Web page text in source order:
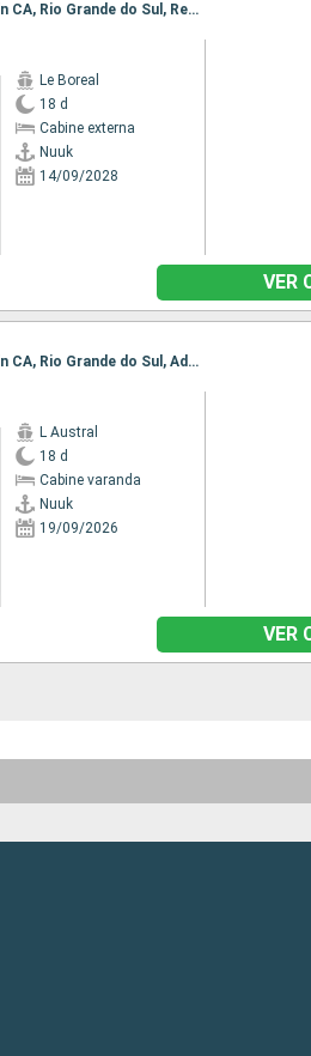
Itinerário : Nuuk, Qeqertarsuaq, Iqaluit, Grinell glacier, Akpatok, Nachvak fjord, Nain CA, Rio Grande do Sul, Red Bay, Adamstown, Twillengate, Baie de Trinity, St Johns, Saint Pierre & Miquelon, Halifax
Le Boreal
18 d
Cabine externa
Nuuk
14/09/2028
VER
Itinerário : Nuuk, Qeqertarsuaq, Iqaluit, Grinell glacier, Akpatok, Nachvak fjord, Nain CA, Rio Grande do Sul, Adamstown, Red Bay, Twillengate, Baie de Trinity, St Johns, Saint Pierre & Miquelon, Halifax
L Austral
18 d
Cabine varanda
Nuuk
19/09/2026
VER